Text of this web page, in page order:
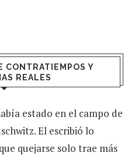
CONTRATIEMPOS Y
REALES
estado en el campo de
El escribió lo
quejarse solo trae más